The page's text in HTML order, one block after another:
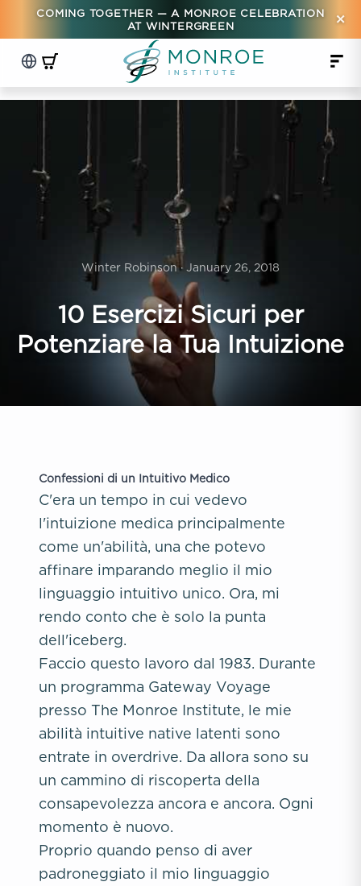
COMING TOGETHER — A MONROE CELEBRATION
AT WINTERGREEN
×
Winter Robinson · January 26, 2018
10 Esercizi Sicuri per
Potenziare la Tua Intuizione
Confessioni di un Intuitivo Medico
C'era un tempo in cui vedevo
l'intuizione medica principalmente
come un'abilità, una che potevo
affinare imparando meglio il mio
linguaggio intuitivo unico. Ora, mi
rendo conto che è solo la punta
dell'iceberg.
Faccio questo lavoro dal 1983. Durante
un programma Gateway Voyage
presso The Monroe Institute, le mie
abilità intuitive native latenti sono
entrate in overdrive. Da allora sono su
un cammino di riscoperta della
consapevolezza ancora e ancora. Ogni
momento è nuovo.
Proprio quando penso di aver
padroneggiato il mio linguaggio